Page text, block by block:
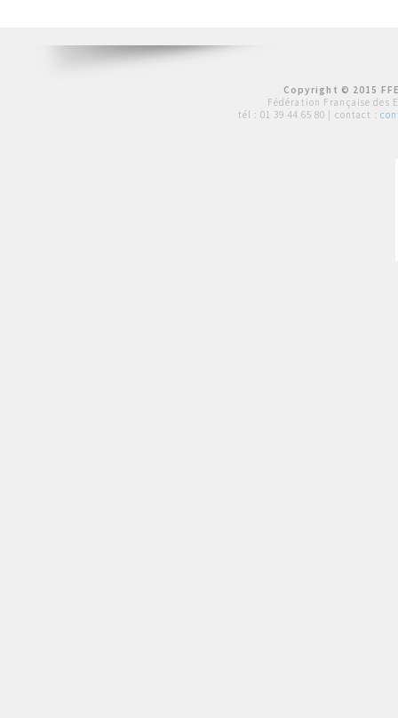
Copyright © 2015
Fédération Française des
tél : 01 39 44 65 80 | contact :